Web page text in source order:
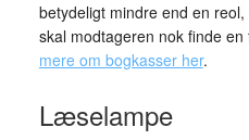
betydeligt mindre end en
skal modtageren nok finde en
mere om bogkasser her.
Læselampe